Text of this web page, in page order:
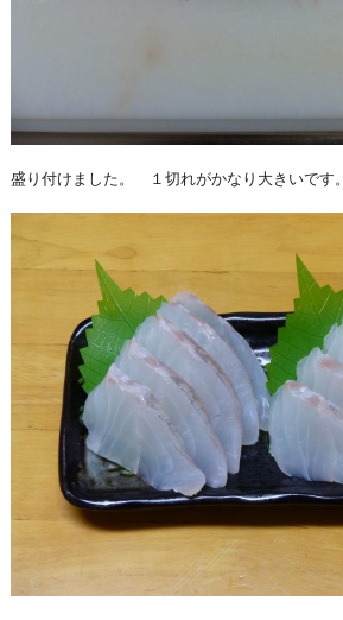
盛り付けました。 １切れがかなり大きいです。